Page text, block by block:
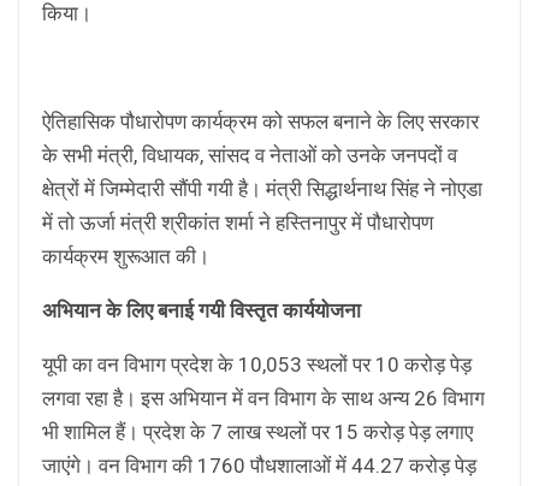
किया।
ऐतिहासिक पौधारोपण कार्यक्रम को सफल बनाने के लिए सरकार
के सभी मंत्री, विधायक, सांसद व नेताओं को उनके जनपदों व
क्षेत्रों में जिम्मेदारी सौंपी गयी है। मंत्री सिद्धार्थनाथ सिंह ने नोएडा
में तो ऊर्जा मंत्री श्रीकांत शर्मा ने हस्तिनापुर में पौधारोपण
कार्यक्रम शुरूआत की।
अभियान के लिए बनाई गयी विस्तृत कार्ययोजना
यूपी का वन विभाग प्रदेश के 10,053 स्थलों पर 10 करोड़ पेड़
लगवा रहा है। इस अभियान में वन विभाग के साथ अन्य 26 विभाग
भी शामिल हैं। प्रदेश के 7 लाख स्थलों पर 15 करोड़ पेड़ लगाए
जाएंगे। वन विभाग की 1760 पौधशालाओं में 44.27 करोड़ पेड़